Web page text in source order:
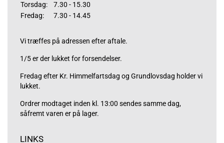
Torsdag:
7.30 - 15.30
Fredag:
7.30 - 14.45
Vi træffes på adressen efter aftale.
1/5 er der lukket for forsendelser.
Fredag efter Kr. Himmelfartsdag og Grundlovsdag holder vi
lukket.
Ordrer modtaget inden kl. 13:00 sendes samme dag,
såfremt varen er på lager.
LINKS